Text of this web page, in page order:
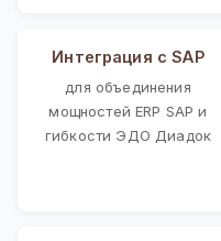
Интеграция с SAP
для объединения
мощностей ERP SAP и
гибкости ЭДО Диадок